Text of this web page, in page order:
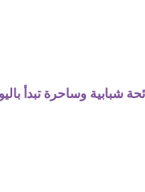
وساحرة تبدأ